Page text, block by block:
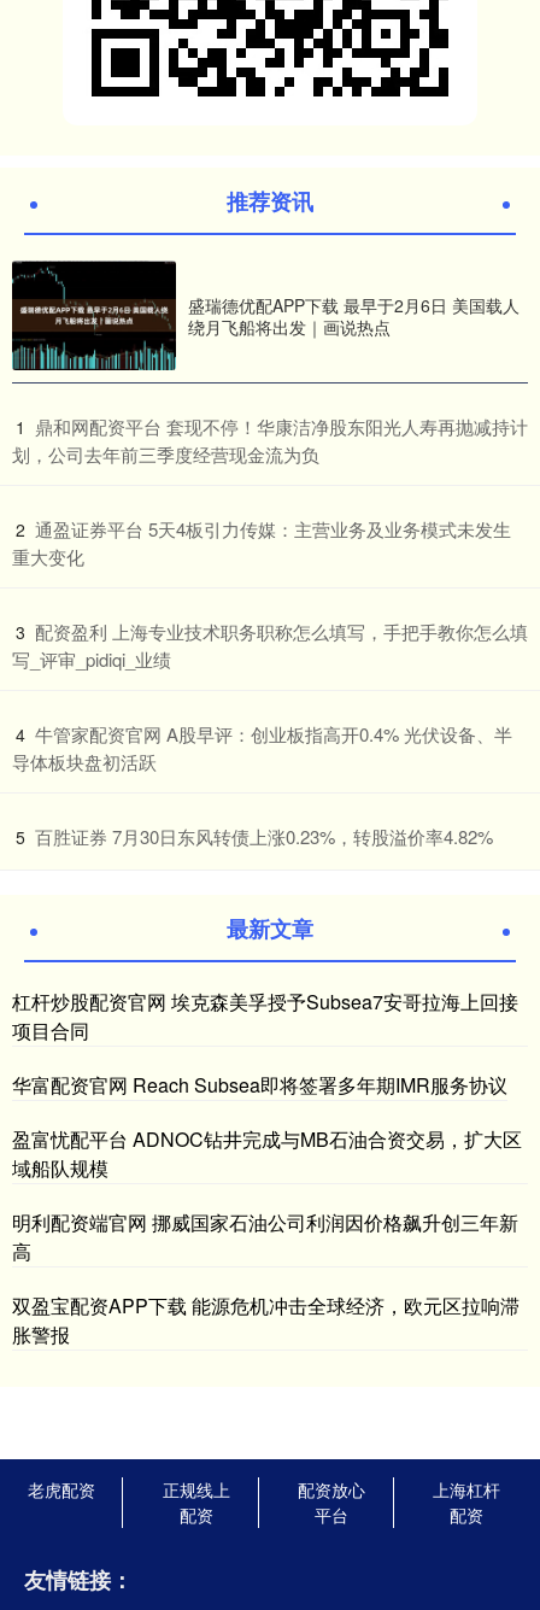
推荐资讯
盛瑞德优配APP下载 最早于2月6日 美国载人
绕月飞船将出发｜画说热点
1 ​鼎和网配资平台 套现不停！华康洁净股东阳光人寿再抛减持计
划，公司去年前三季度经营现金流为负
2 ​通盈证券平台 5天4板引力传媒：主营业务及业务模式未发生
重大变化
3 ​配资盈利 上海专业技术职务职称怎么填写，手把手教你怎么填
写_评审_pidiqi_业绩
4 ​牛管家配资官网 A股早评：创业板指高开0.4% 光伏设备、半
导体板块盘初活跃
5 ​百胜证券 7月30日东风转债上涨0.23%，转股溢价率4.82%
最新文章
杠杆炒股配资官网 埃克森美孚授予Subsea7安哥拉海上回接
项目合同
华富配资官网 Reach Subsea即将签署多年期IMR服务协议
盈富忧配平台 ADNOC钻井完成与MB石油合资交易，扩大区
域船队规模
明利配资端官网 挪威国家石油公司利润因价格飙升创三年新
高
双盈宝配资APP下载 能源危机冲击全球经济，欧元区拉响滞
胀警报
老虎配资
正规线上
配资
配资放心
平台
上海杠杆
配资
友情链接：